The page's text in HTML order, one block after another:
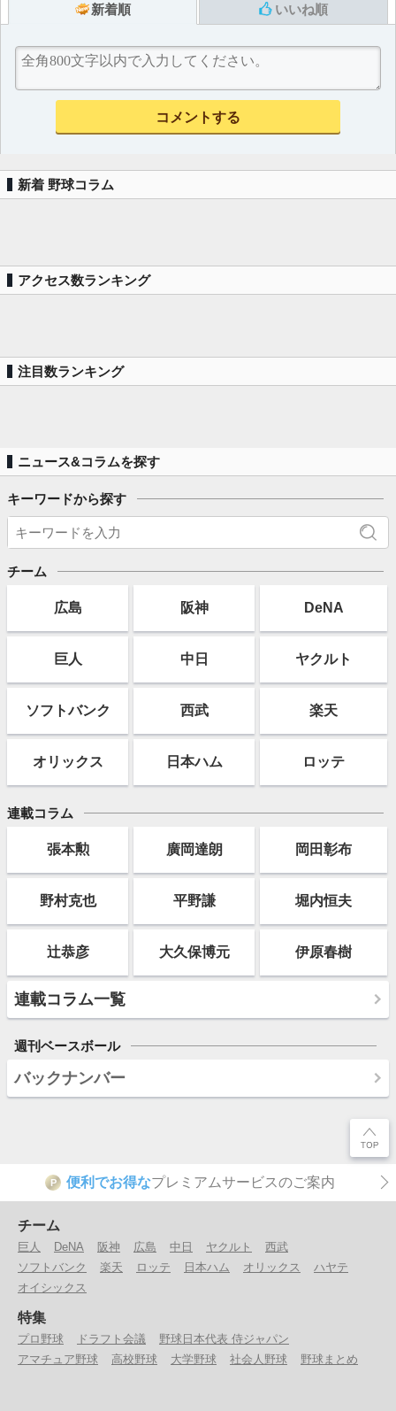
新着順 いいね順
新着 野球コラム
アクセス数ランキング
注目数ランキング
ニュース&コラムを探す
キーワードから探す
チーム
広島 阪神 DeNA
巨人 中日 ヤクルト
ソフトバンク 西武 楽天
オリックス 日本ハム ロッテ
連載コラム
張本勲 廣岡達朗 岡田彰布
野村克也 平野謙 堀内恒夫
辻恭彦 大久保博元 伊原春樹
連載コラム一覧
週刊ベースボール
バックナンバー
P 便利でお得なプレミアムサービスのご案内
チーム
巨人 DeNA 阪神 広島 中日 ヤクルト
西武
ソフトバンク
楽天 ロッテ 日本ハム オリックス
ハヤテ
オイシックス
特集
プロ野球 ドラフト会議
野球日本代表 侍ジャパン
アマチュア野球
高校野球 大学野球 社会人野球 野球まとめ